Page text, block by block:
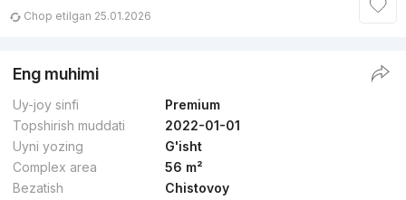
Chop etilgan 25.01.2026
Eng muhimi
Uy-joy sinfi
Premium
Topshirish muddati
2022-01-01
Uyni yozing
G'isht
Complex area
56 m²
Bezatish
Chistovoy